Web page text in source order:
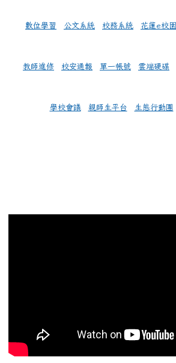
數位學習 公文系統 校務系統 花蓮e校園
教師進修 校安通報 單一帳號 雲端硬碟
學校會議 親師生平台 生態行動團